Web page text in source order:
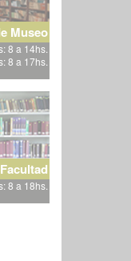
Museo
8 a 14hs.
8 a 17hs.
8 a 18hs.